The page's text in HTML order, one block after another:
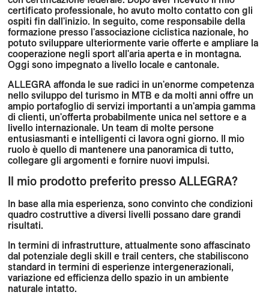
certificato professionale, ho avuto molto contatto con gli
ospiti fin dall'inizio. In seguito, come responsabile della
formazione presso l'associazione ciclistica nazionale, ho
potuto sviluppare ulteriormente varie offerte e ampliare la
cooperazione negli sport all'aria aperta e in montagna.
Oggi sono impegnato a livello locale e cantonale.
ALLEGRA affonda le sue radici in un'enorme competenza
nello sviluppo del turismo in MTB e da molti anni offre un
ampio portafoglio di servizi importanti a un'ampia gamma
di clienti, un'offerta probabilmente unica nel settore e a
livello internazionale. Un team di molte persone
entusiasmanti e intelligenti ci lavora ogni giorno. Il mio
ruolo è quello di mantenere una panoramica di tutto,
collegare gli argomenti e fornire nuovi impulsi.
Il mio prodotto preferito presso ALLEGRA?
In base alla mia esperienza, sono convinto che condizioni
quadro costruttive a diversi livelli possano dare grandi
risultati.
In termini di infrastrutture, attualmente sono affascinato
dal potenziale degli skill e trail centers, che stabiliscono
standard in termini di esperienze intergenerazionali,
variazione ed efficienza dello spazio in un ambiente
naturale intatto.